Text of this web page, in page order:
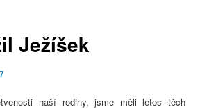
Ježíšek
naší rodiny, jsme měli letos těch